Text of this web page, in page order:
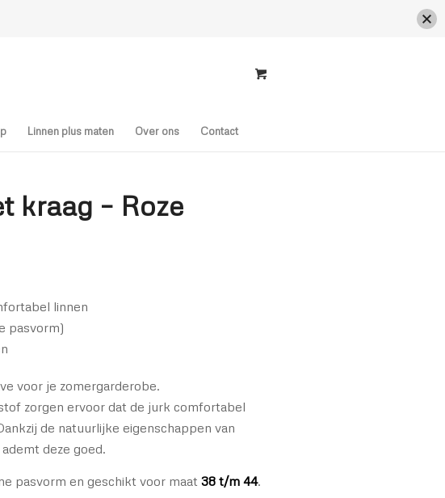
Linnen plus maten Over ons Contact
kraag – Roze
linnen
pasvorm)
voor je zomergarderobe.
zorgen ervoor dat de jurk comfortabel
de natuurlijke eigenschappen van
deze goed.
pasvorm en geschikt voor maat38 t/m 44.